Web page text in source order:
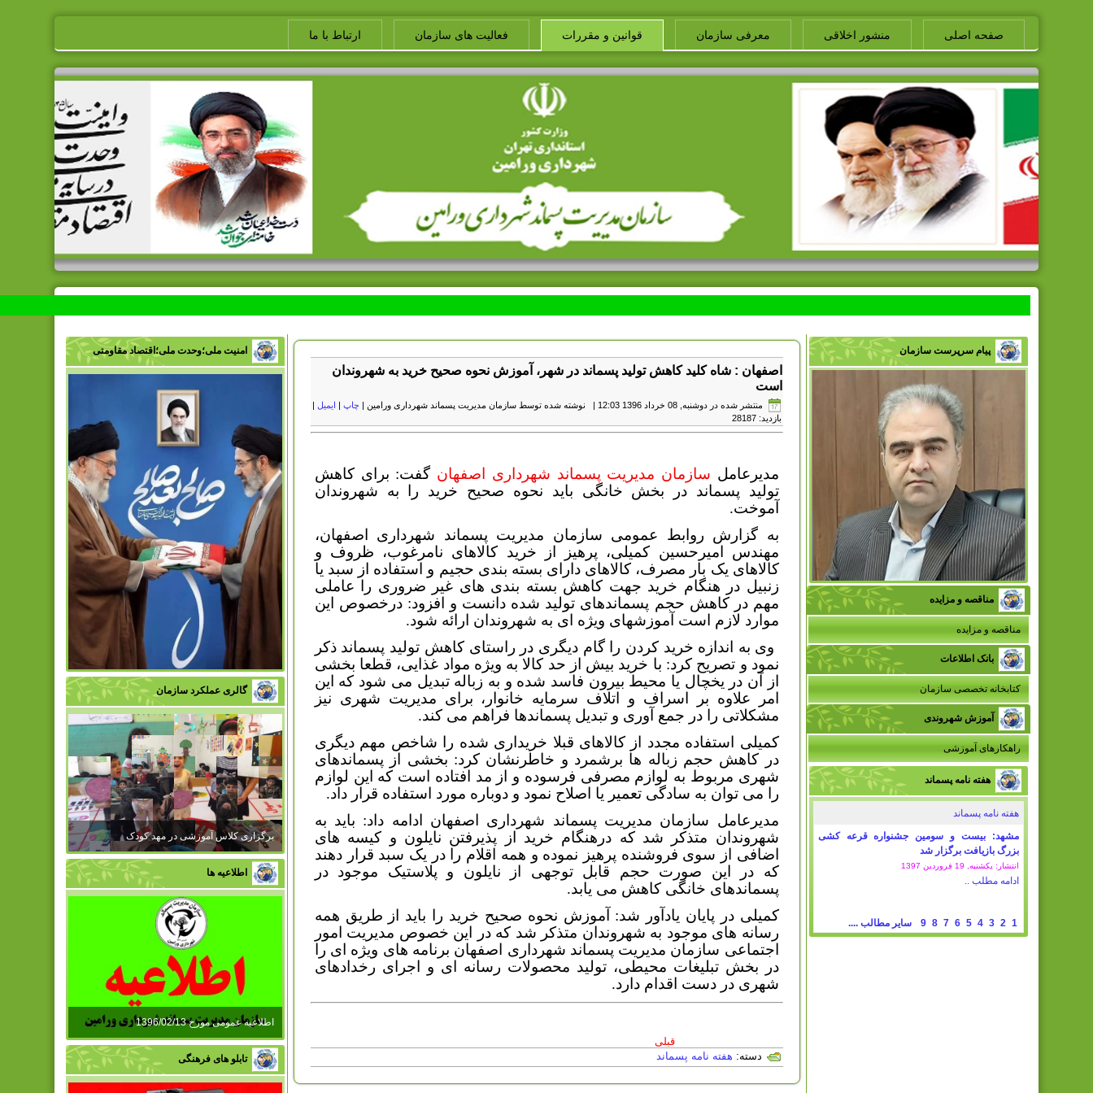
صفحه اصلی منشور اخلاقی معرفی سازمان قوانین و مقررات فعالیت های سازمان ارتباط با ما
پیام سرپرست سازمان
مناقصه و مزایده
مناقصه و مزایده
بانک اطلاعات
کتابخانه تخصصی سازمان
آموزش شهروندی
راهکارهای آموزشی
هفته نامه پسماند
هفته نامه پسماند
مشهد: بیست و سومین جشنواره قرعه کشی
بزرگ بازیافت برگزار شد
انتشار: یکشنبه, 19 فروردين 1397
ادامه مطلب ..
1
2
3
4
5
6
7
8
9 سایر مطالب ....
اصفهان : شاه کلید کاهش تولید پسماند در شهر، آموزش نحوه صحیح خرید به شهروندان
است
منتشر شده در دوشنبه, 08 خرداد 1396 12:03 | نوشته شده توسط سازمان مدیریت پسماند شهرداری ورامین | چاپ | ایمیل |
بازدید: 28187
مدیرعامل سازمان مدیریت پسماند شهرداری اصفهان گفت: برای کاهش
تولید پسماند در بخش خانگی باید نحوه صحیح خرید را به شهروندان
آموخت.
به گزارش روابط عمومی سازمان مدیریت پسماند شهرداری اصفهان،
مهندس امیرحسین کمیلی، پرهیز از خرید کالاهای نامرغوب، ظروف و
کالاهای یک بار مصرف، کالاهای دارای بسته بندی حجیم و استفاده از سبد یا
زنبیل در هنگام خرید جهت کاهش بسته بندی های غیر ضروری را عاملی
مهم در کاهش حجم پسماندهای تولید شده دانست و افزود: درخصوص این
موارد لازم است آموزشهای ویژه ای به شهروندان ارائه شود.
وی به اندازه خرید کردن را گام دیگری در راستای کاهش تولید پسماند ذکر
نمود و تصریح کرد: با خرید بیش از حد کالا به ویژه مواد غذایی، قطعا بخشی
از آن در یخچال یا محیط بیرون فاسد شده و به زباله تبدیل می شود که این
امر علاوه بر اسراف و اتلاف سرمایه خانوار، برای مدیریت شهری نیز
مشکلاتی را در جمع آوری و تبدیل پسماندها فراهم می کند.
کمیلی استفاده مجدد از کالاهای قبلا خریداری شده را شاخص مهم دیگری
در کاهش حجم زباله ها برشمرد و خاطرنشان کرد: بخشی از پسماندهای
شهری مربوط به لوازم مصرفی فرسوده و از مد افتاده است که این لوازم
را می توان به سادگی تعمیر یا اصلاح نمود و دوباره مورد استفاده قرار داد.
مدیرعامل سازمان مدیریت پسماند شهرداری اصفهان ادامه داد: باید به
شهروندان متذکر شد که درهنگام خرید از پذیرفتن نایلون و کیسه های
اضافی از سوی فروشنده پرهیز نموده و همه اقلام را در یک سبد قرار دهند
که در این صورت حجم قابل توجهی از نایلون و پلاستیک موجود در
پسماندهای خانگی کاهش می یابد.
کمیلی در پایان یادآور شد: آموزش نحوه صحیح خرید را باید از طریق همه
رسانه های موجود به شهروندان متذکر شد که در این خصوص مدیریت امور
اجتماعی سازمان مدیریت پسماند شهرداری اصفهان برنامه های ویژه ای را
در بخش تبلیغات محیطی، تولید محصولات رسانه ای و اجرای رخدادهای
شهری در دست اقدام دارد.
قبلی
دسته: هفته نامه پسماند
امنیت ملی؛وحدت ملی؛اقتصاد مقاومتی
گالری عملکرد سازمان
برگزاری کلاس آموزشی در مهد کودک
اطلاعیه ها
اطلاعیه عمومی مورخ 1396/02/13
تابلو های فرهنگی